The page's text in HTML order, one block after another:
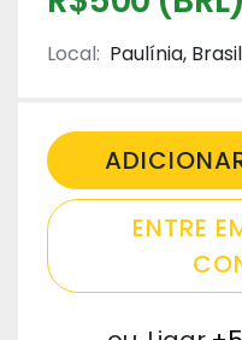
Local: Paulínia, Brasil
ENTRE